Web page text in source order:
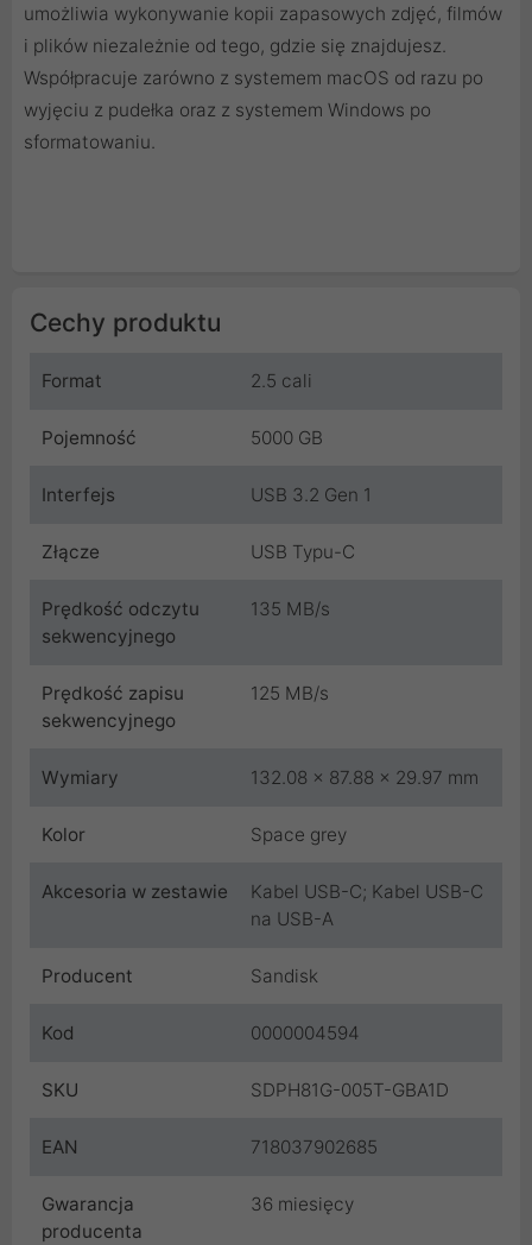
umożliwia wykonywanie kopii zapasowych zdjęć, filmów
i plików niezależnie od tego, gdzie się znajdujesz.
Współpracuje zarówno z systemem macOS od razu po
wyjęciu z pudełka oraz z systemem Windows po
sformatowaniu.
Cechy produktu
Format 2.5 cali
Pojemność 5000 GB
Interfejs USB 3.2 Gen 1
Złącze USB Typu-C
Prędkość odczytu
sekwencyjnego
135 MB/s
Prędkość zapisu
sekwencyjnego
125 MB/s
Wymiary 132.08 x 87.88 x 29.97 mm
Kolor Space grey
Akcesoria w zestawie
Kabel USB-C; Kabel USB-C
na USB-A
Producent Sandisk
Kod 0000004594
SKU SDPH81G-005T-GBA1D
EAN 718037902685
Gwarancja
producenta
36 miesięcy